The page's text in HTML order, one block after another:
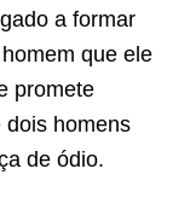
a formar
que ele
promete
dois homens
de ódio.